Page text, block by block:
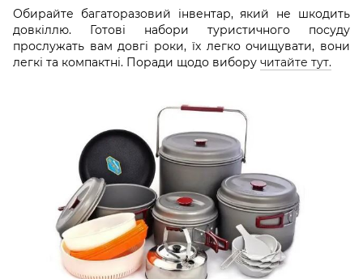
Обирайте багаторазовий інвентар, який не шкодить
довкіллю. Готові набори туристичного посуду
прослужать вам довгі роки, їх легко очищувати, вони
легкі та компактні. Поради щодо вибору читайте тут.